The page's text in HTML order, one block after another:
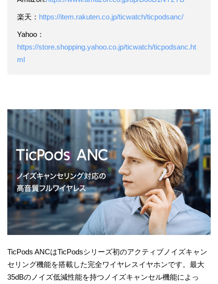
楽天： https://item.rakuten.co.jp/ticwatch/ticpodsanc/
Yahoo：
https://store.shopping.yahoo.co.jp/ticwatch/ticpodsanc.ht
ml
TicPods ANCはTicPodsシリーズ初のアクティブノイズキャン
セリング機能を搭載した完全ワイヤレスイヤホンです。最大
35dBのノイズ低減性能を持つノイズキャンセル機能によっ